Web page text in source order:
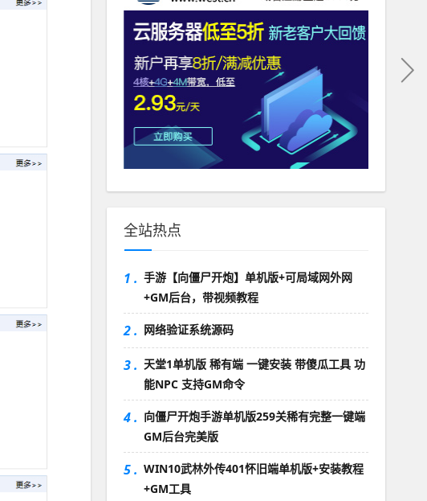
全站热点
1 . 手游【向僵尸开炮】单机版+可局域网外网
+GM后台，带视频教程
2 . 网络验证系统源码
3 . 天堂1单机版 稀有端 一键安装 带傻瓜工具 功
能NPC 支持GM命令
4 . 向僵尸开炮手游单机版259关稀有完整一键端
GM后台完美版
5 . WIN10武林外传401怀旧端单机版+安装教程
+GM工具